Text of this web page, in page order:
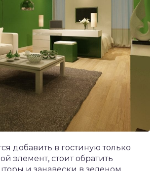
добавить в гостиную только
элемент, стоит обратить